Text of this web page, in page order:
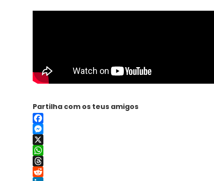
Partilha com os teus amigos
Facebook
Messenger
X
WhatsApp
Threads